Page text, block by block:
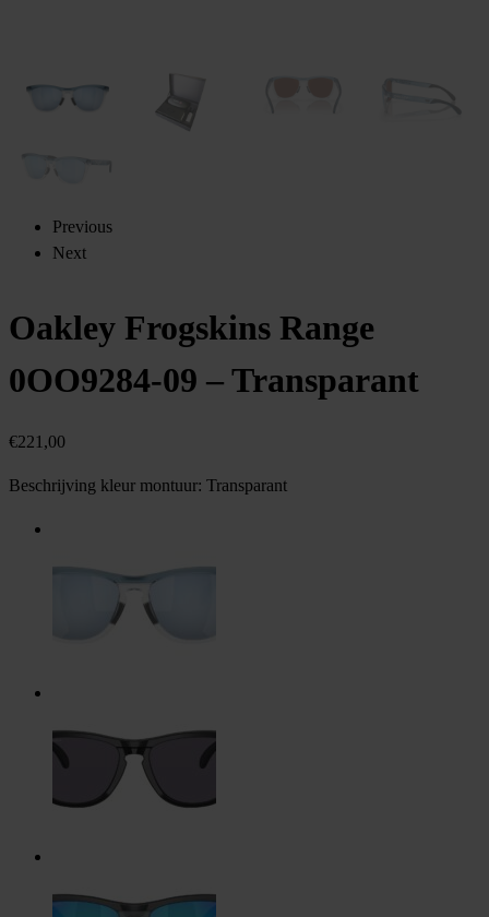
Previous
Next
Oakley Frogskins Range
0OO9284-09 – Transparant
€221,00
Beschrijving kleur montuur: Transparant